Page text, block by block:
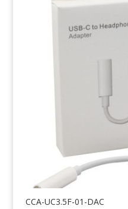
CCA-UC3.5F-01-DAC